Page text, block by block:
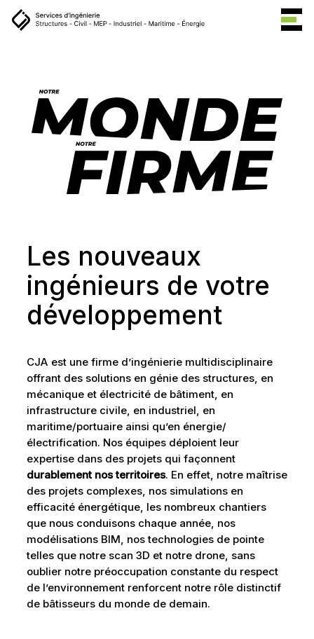
Les nouveaux
ingénieurs de votre
développement
CJA est une firme d’ingénierie multidisciplinaire
offrant des solutions en génie des structures, en
mécanique et électricité de bâtiment, en
infrastructure civile, en industriel, en
maritime/portuaire ainsi qu’en énergie/
électrification. Nos équipes déploient leur
expertise dans des projets qui façonnent
durablement nos territoires. En effet, notre maîtrise
des projets complexes, nos simulations en
efficacité énergétique, les nombreux chantiers
que nous conduisons chaque année, nos
modélisations BIM, nos technologies de pointe
telles que notre scan 3D et notre drone, sans
oublier notre préoccupation constante du respect
de l’environnement renforcent notre rôle distinctif
de bâtisseurs du monde de demain.